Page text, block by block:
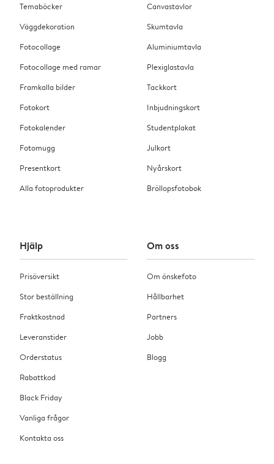
Temaböcker
Väggdekoration
Fotocollage
Fotocollage med ramar
Framkalla bilder
Fotokort
Fotokalender
Fotomugg
Presentkort
Alla fotoprodukter
Canvastavlor
Skumtavla
Aluminiumtavla
Plexiglastavla
Tackkort
Inbjudningskort
Studentplakat
Julkort
Nyårskort
Bröllopsfotobok
Hjälp
Prisöversikt
Stor beställning
Fraktkostnad
Leveranstider
Orderstatus
Rabattkod
Black Friday
Vanliga frågor
Kontakta oss
Om oss
Om önskefoto
Hållbarhet
Partners
Jobb
Blogg